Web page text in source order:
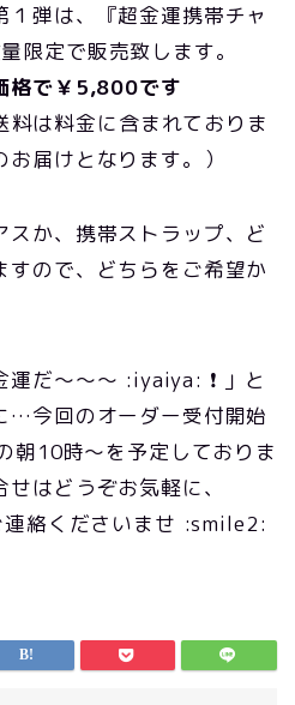
１弾は、『超金運携帯チャ
限定で販売致します。
格で￥5,800です
は料金に含まれておりま
届けとなります。）
か、携帯ストラップ、ど
すので、どちらをご希望か
だ～～～ :iyaiya: ❗ 」と
…今回のオーダー受付開始
朝10時～を予定しておりま
どうぞお気軽に、
連絡くださいませ :smile2: